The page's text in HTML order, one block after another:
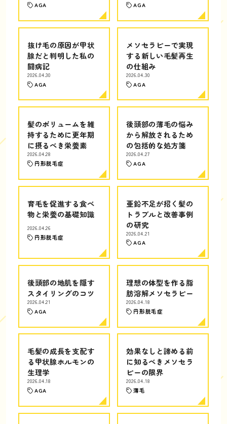
AGA AGA
抜け毛の原因が甲状
腺だと判明した私の
闘病記
2026.04.30
AGA
メソセラピーで実現
する新しい毛髪再生
の仕組み
2026.04.30
AGA
髪のボリュームを維
持するために更年期
に摂るべき栄養素
2026.04.28
円形脱毛症
後頭部の薄毛の悩み
から解放されるため
の包括的な処方箋
2026.04.27
AGA
育毛を促進する食べ
物と栄養の基礎知識
2026.04.26
円形脱毛症
亜鉛不足が招く髪の
トラブルと改善事例
の研究
2026.04.21
AGA
後頭部の地肌を隠す
スタイリングのコツ
2026.04.21
AGA
理想の体型を作る脂
肪溶解メソセラピー
2026.04.18
円形脱毛症
毛髪の成長を支配す
る甲状腺ホルモンの
生理学
2026.04.18
AGA
効果なしと諦める前
に知るべきメソセラ
ピーの限界
2026.04.18
薄毛